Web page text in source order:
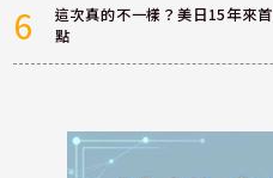
6
這次真的不一樣？美日15年來
點